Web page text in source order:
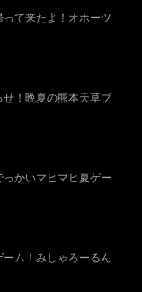
って来たよ！オホーツ
せ！晩夏の熊本天草ブ
っかいマヒマヒ夏ゲー
ーム！みしゃろーるん